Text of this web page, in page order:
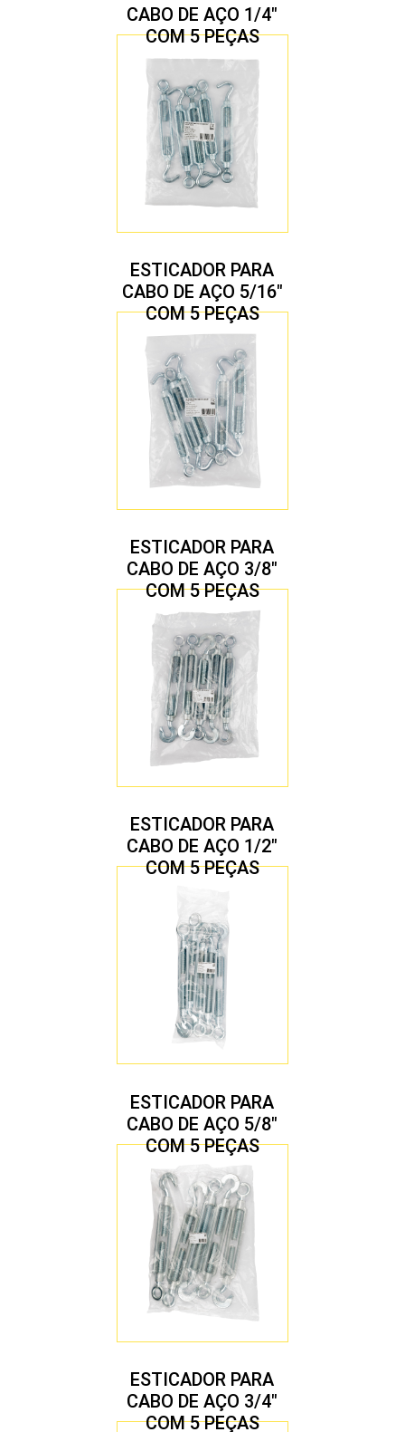
CABO DE AÇO 1/4″
COM 5 PEÇAS
ESTICADOR PARA
CABO DE AÇO 5/16″
COM 5 PEÇAS
ESTICADOR PARA
CABO DE AÇO 3/8″
COM 5 PEÇAS
ESTICADOR PARA
CABO DE AÇO 1/2″
COM 5 PEÇAS
ESTICADOR PARA
CABO DE AÇO 5/8″
COM 5 PEÇAS
ESTICADOR PARA
CABO DE AÇO 3/4″
COM 5 PEÇAS